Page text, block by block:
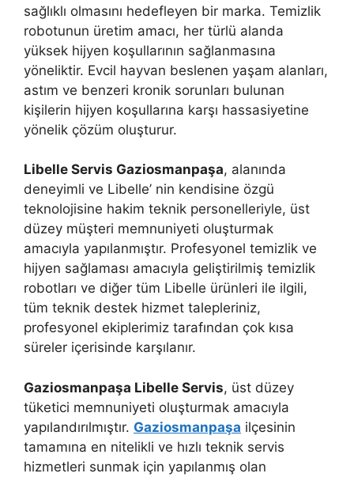
sağlıklı olmasını hedefleyen bir marka. Temizlik
robotunun üretim amacı, her türlü alanda
yüksek hijyen koşullarının sağlanmasına
yöneliktir. Evcil hayvan beslenen yaşam alanları,
astım ve benzeri kronik sorunları bulunan
kişilerin hijyen koşullarına karşı hassasiyetine
yönelik çözüm oluşturur.
Libelle Servis Gaziosmanpaşa, alanında
deneyimli ve Libelle’ nin kendisine özgü
teknolojisine hakim teknik personelleriyle, üst
düzey müşteri memnuniyeti oluşturmak
amacıyla yapılanmıştır. Profesyonel temizlik ve
hijyen sağlaması amacıyla geliştirilmiş temizlik
robotları ve diğer tüm Libelle ürünleri ile ilgili,
tüm teknik destek hizmet talepleriniz,
profesyonel ekiplerimiz tarafından çok kısa
süreler içerisinde karşılanır.
Gaziosmanpaşa Libelle Servis, üst düzey
tüketici memnuniyeti oluşturmak amacıyla
yapılandırılmıştır. Gaziosmanpaşa ilçesinin
tamamına en nitelikli ve hızlı teknik servis
hizmetleri sunmak için yapılanmış olan